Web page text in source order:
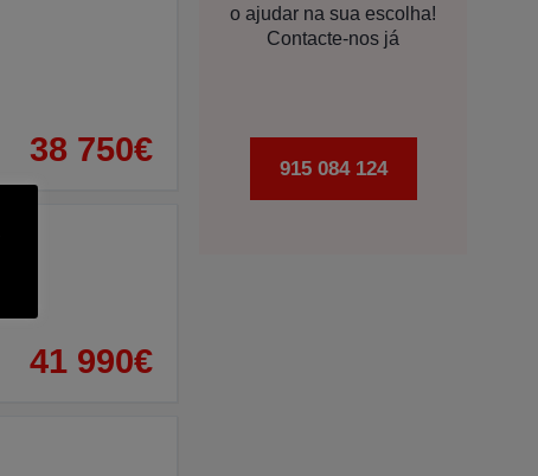
38 750€
41 990€
o ajudar na sua escolha!
Contacte-nos já
915 084 124